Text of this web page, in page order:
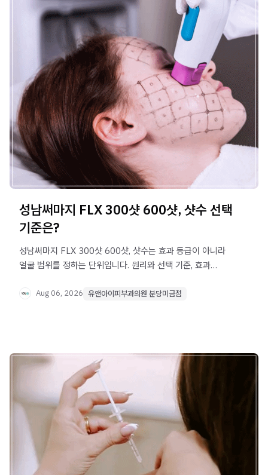
성남써마지 FLX 300샷 600샷, 샷수 선택
기준은?
성남써마지 FLX 300샷 600샷, 샷수는 효과 등급이 아니라
얼굴 범위를 정하는 단위입니다. 원리와 선택 기준, 효과
Aug 06, 2026 유앤아이피부과의원 분당미금점